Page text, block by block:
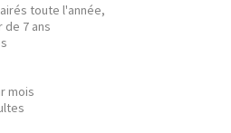
toute l'année,
7 ans
mois